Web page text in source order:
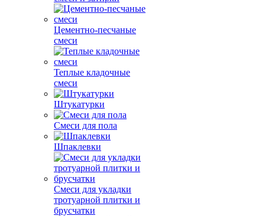
Цементно-песчаные
смеси
Теплые кладочные
смеси
Штукатурки
Смеси для пола
Шпаклевки
Смеси для укладки
тротуарной плитки и
брусчатки